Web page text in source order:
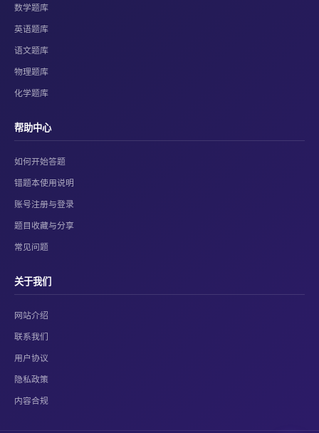
数学题库
英语题库
语文题库
物理题库
化学题库
帮助中心
如何开始答题
错题本使用说明
账号注册与登录
题目收藏与分享
常见问题
关于我们
网站介绍
联系我们
用户协议
隐私政策
内容合规